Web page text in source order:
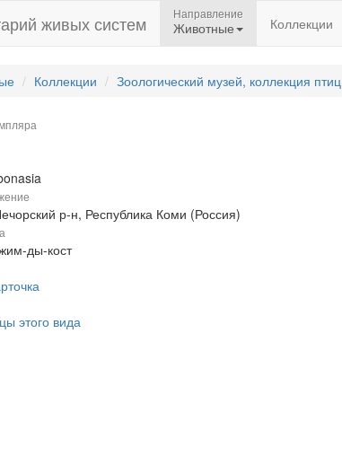
живых систем Направление
Животные Коллекции
Коллекции Зоологический музей, коллекция птиц
р-н, Республика Коми (Россия)
ды-кост
этого вида